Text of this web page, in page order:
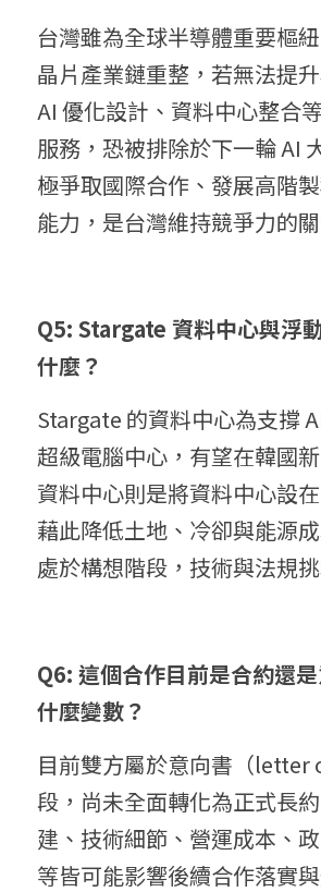
台灣雖為全球半導體重要樞
晶片產業鏈重整，若無法提
AI 優化設計、資料中心整合
服務，恐被排除於下一輪 AI
極爭取國際合作、發展高階
能力，是台灣維持競爭力的關
Q5: Stargate 資料中心與浮
什麼？
Stargate 的資料中心為支撐
超級電腦中心，有望在韓國
資料中心則是將資料中心設
藉此降低土地、冷卻與能源
處於構想階段，技術與法規
Q6: 這個合作目前是合約還
什麼變數？
目前雙方屬於意向書（
段，尚未全面轉化為正式長
建、技術細節、營運成本、
等皆可能影響後續合作落實與